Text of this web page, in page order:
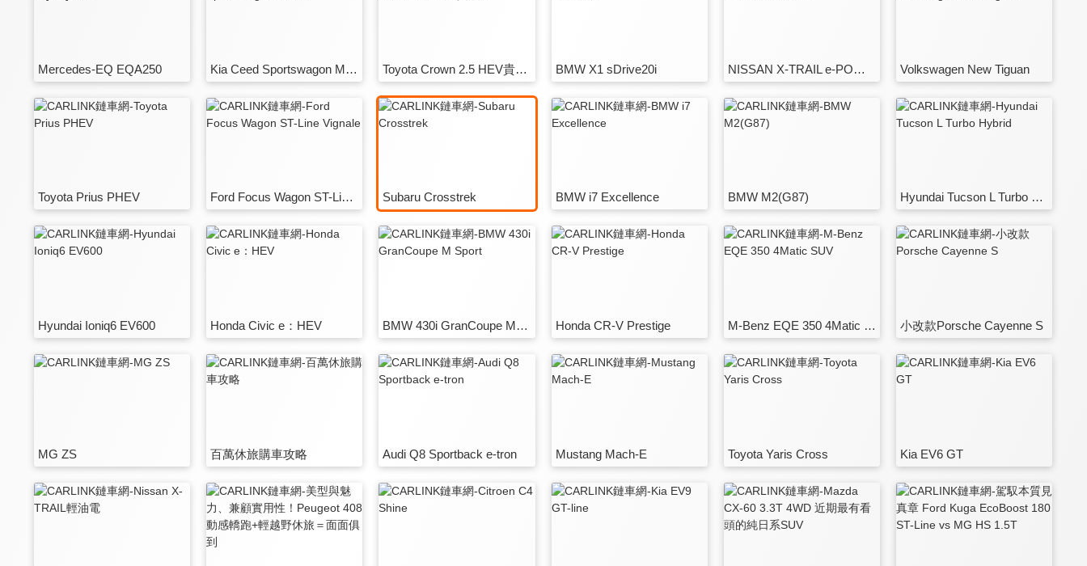
Mercedes-EQ EQA250 Kia Ceed Sportswagon MHEV Toyota Crown 2.5 HEV貴族版 BMW X1 sDrive20i NISSAN X-TRAIL e-POWER Volkswagen New Tiguan
Toyota Prius PHEV Ford Focus Wagon ST-Line Vignale Subaru Crosstrek BMW i7 Excellence BMW M2(G87) Hyundai Tucson L Turbo Hybrid
Hyundai Ioniq6 EV600 Honda Civic e：HEV BMW 430i GranCoupe M Sport Honda CR-V Prestige M-Benz EQE 350 4Matic SUV 小改款Porsche Cayenne S
MG ZS 百萬休旅購車攻略 Audi Q8 Sportback e-tron Mustang Mach-E Toyota Yaris Cross Kia EV6 GT